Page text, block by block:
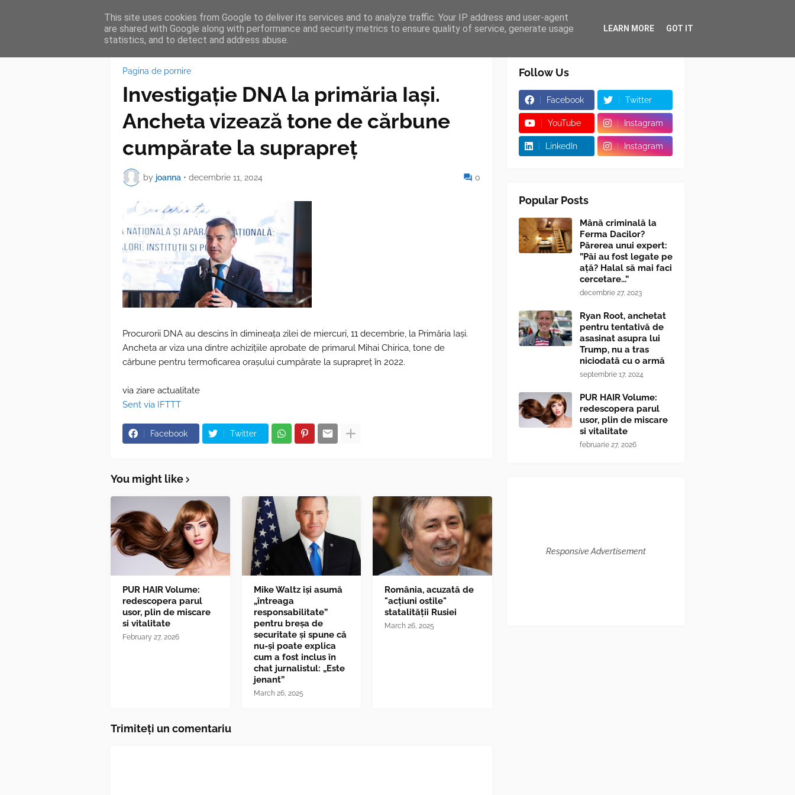
HOME FEATURES BLOGGER TIPOGRAPHY SHORTCODES
Pagina de pornire
Investigație DNA la primăria Iași.
Ancheta vizează tone de cărbune
cumpărate la suprapreț
by joanna • decembrie 11, 2024 0
Procurorii DNA au descins în dimineața zilei de miercuri, 11 decembrie, la Primăria Iași.
Ancheta ar viza una dintre achizițiile aprobate de primarul Mihai Chirica, tone de
cărbune pentru termoficarea orașului cumpărate la suprapreț în 2022.
via ziare actualitate
Sent via IFTTT
Facebook Twitter
You might like
PUR HAIR Volume:
redescopera parul
usor, plin de miscare
si vitalitate
February 27, 2026
Mike Waltz îşi asumă
„întreaga
responsabilitate”
pentru breşa de
securitate și spune că
nu-și poate explica
cum a fost inclus în
chat jurnalistul: „Este
jenant”
March 26, 2025
România, acuzată de
"acțiuni ostile"
statalității Rusiei
March 26, 2025
Trimiteți un comentariu
Follow Us
Facebook Twitter
YouTube Instagram
LinkedIn Instagram
Popular Posts
Mână criminală la
Ferma Dacilor?
Părerea unui expert:
”Păi au fost legate pe
ață? Halal să mai faci
cercetare...”
decembrie 27, 2023
Ryan Root, anchetat
pentru tentativă de
asasinat asupra lui
Trump, nu a tras
niciodată cu o armă
septembrie 17, 2024
PUR HAIR Volume:
redescopera parul
usor, plin de miscare
si vitalitate
februarie 27, 2026
Responsive Advertisement
This site uses cookies from Google to deliver its services and to analyze traffic. Your IP address and user-agent
are shared with Google along with performance and security metrics to ensure quality of service, generate usage
statistics, and to detect and address abuse.
LEARN MORE GOT IT